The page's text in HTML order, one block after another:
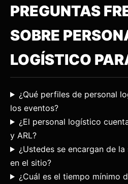
PREGUNTAS
SOBRE
LOGÍSTICO
¿Qué perfiles de personal
los eventos?
¿El personal logístico
y ARL?
¿Ustedes se encargan de
en el sitio?
¿Cuál es el tiempo mínimo